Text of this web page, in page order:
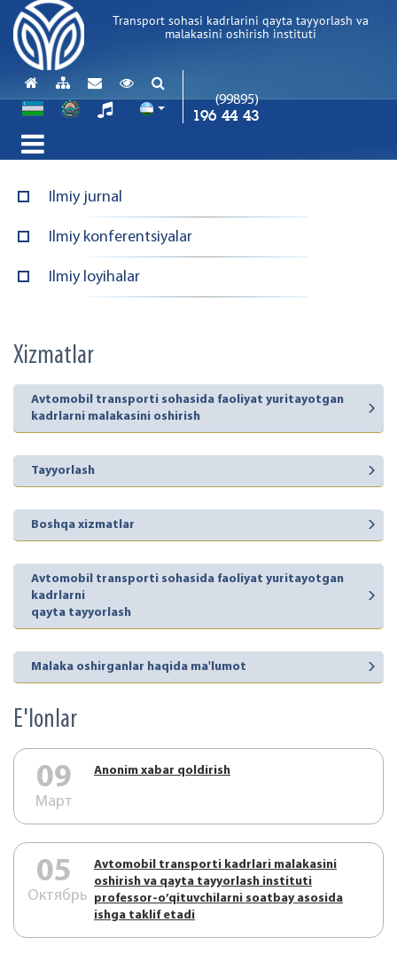
Transport sohasi kadrlarini qayta tayyorlash va
malakasini oshirish instituti
(99895)
196 44 43
Ilmiy jurnal
Ilmiy konferentsiyalar
Ilmiy loyihalar
Xizmatlar
Avtomobil transporti sohasida faoliyat yuritayotgan
kadrlarni malakasini oshirish
Tayyorlash
Boshqa xizmatlar
Avtomobil transporti sohasida faoliyat yuritayotgan
kadrlarni
qayta tayyorlash
Malaka oshirganlar haqida ma'lumot
E'lonlar
09
Март
Аnonim xabar qoldirish
05
Октябрь
Аvtоmоbil trаnspоrti kаdrlаri mаlаkаsini
оshirish vа qаytа tаyyorlаsh instituti
prоfеssоr-o’qituvchilаrni sоаtbаy аsоsidа
ishgа tаklif etаdi